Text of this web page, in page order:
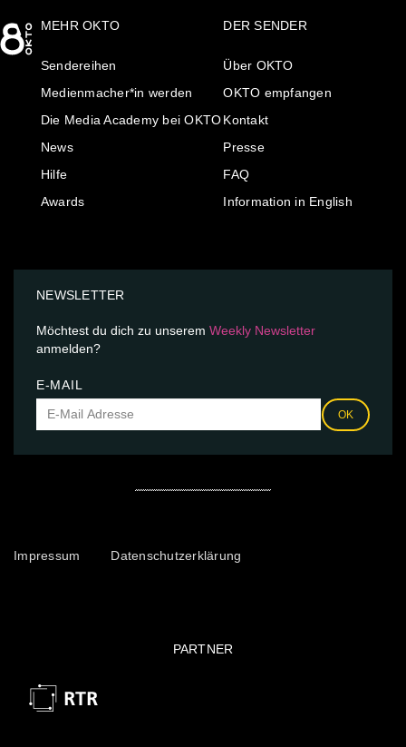
MEHR OKTO
Sendereihen
Medienmacher*in werden
Die Media Academy bei OKTO
News
Hilfe
Awards
DER SENDER
Über OKTO
OKTO empfangen
Kontakt
Presse
FAQ
Information in English
NEWSLETTER
Möchtest du dich zu unserem Weekly Newsletter
anmelden?
E-MAIL
OK
Impressum Datenschutzerklärung
PARTNER